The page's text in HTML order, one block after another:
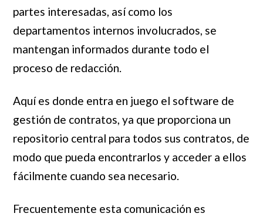
partes interesadas, así como los
departamentos internos involucrados, se
mantengan informados durante todo el
proceso de redacción.
Aquí es donde entra en juego el software de
gestión de contratos, ya que proporciona un
repositorio central para todos sus contratos, de
modo que pueda encontrarlos y acceder a ellos
fácilmente cuando sea necesario.
Frecuentemente esta comunicación es